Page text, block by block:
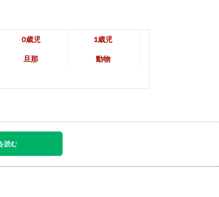
0歳児 1歳児
旦那 動物
読む